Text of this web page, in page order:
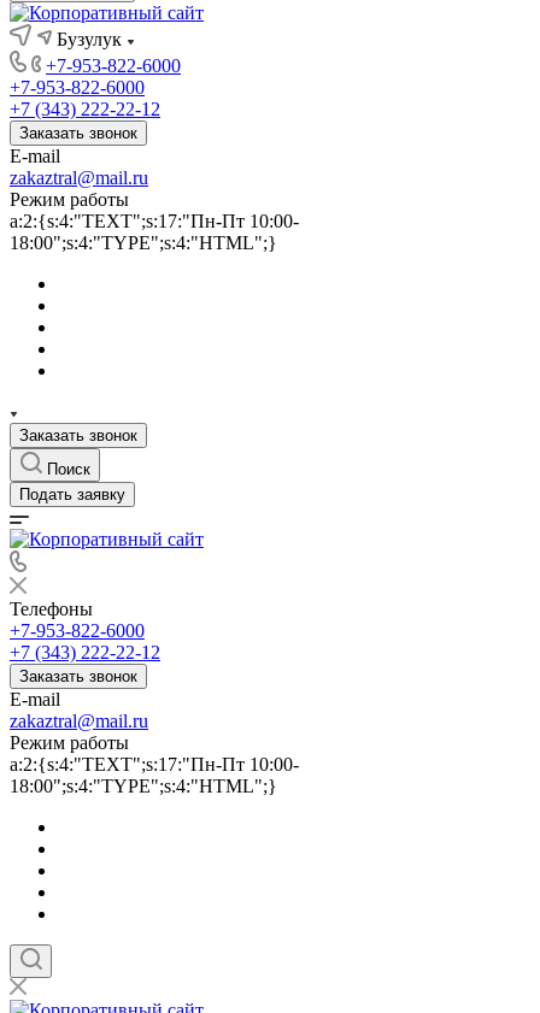
Бузулук
+7-953-822-6000
+7-953-822-6000
+7 (343) 222-22-12
Заказать звонок
E-mail
zakaztral@mail.ru
Режим работы
a:2:{s:4:"TEXT";s:17:"Пн-Пт 10:00-
18:00";s:4:"TYPE";s:4:"HTML";}
Заказать звонок
Поиск
Подать заявку
Телефоны
+7-953-822-6000
+7 (343) 222-22-12
Заказать звонок
E-mail
zakaztral@mail.ru
Режим работы
a:2:{s:4:"TEXT";s:17:"Пн-Пт 10:00-
18:00";s:4:"TYPE";s:4:"HTML";}